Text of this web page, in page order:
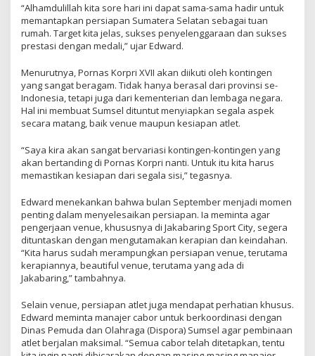
“Alhamdulillah kita sore hari ini dapat sama-sama hadir untuk
memantapkan persiapan Sumatera Selatan sebagai tuan
rumah. Target kita jelas, sukses penyelenggaraan dan sukses
prestasi dengan medali,” ujar Edward.
Menurutnya, Pornas Korpri XVII akan diikuti oleh kontingen
yang sangat beragam. Tidak hanya berasal dari provinsi se-
Indonesia, tetapi juga dari kementerian dan lembaga negara.
Hal ini membuat Sumsel dituntut menyiapkan segala aspek
secara matang, baik venue maupun kesiapan atlet.
“Saya kira akan sangat bervariasi kontingen-kontingen yang
akan bertanding di Pornas Korpri nanti. Untuk itu kita harus
memastikan kesiapan dari segala sisi,” tegasnya.
Edward menekankan bahwa bulan September menjadi momen
penting dalam menyelesaikan persiapan. Ia meminta agar
pengerjaan venue, khususnya di Jakabaring Sport City, segera
dituntaskan dengan mengutamakan kerapian dan keindahan.
“Kita harus sudah merampungkan persiapan venue, terutama
kerapiannya, beautiful venue, terutama yang ada di
Jakabaring,” tambahnya.
Selain venue, persiapan atlet juga mendapat perhatian khusus.
Edward meminta manajer cabor untuk berkoordinasi dengan
Dinas Pemuda dan Olahraga (Dispora) Sumsel agar pembinaan
atlet berjalan maksimal. “Semua cabor telah ditetapkan, tentu